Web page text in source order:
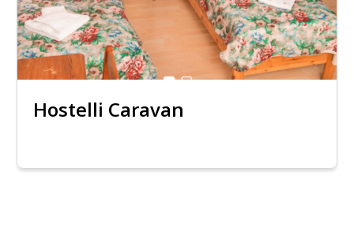
Hostelli Caravan